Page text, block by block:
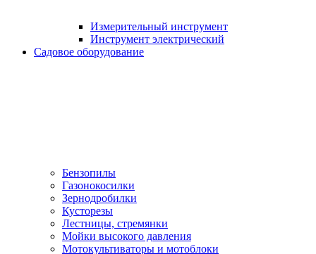
Измерительный инструмент
Инструмент электрический
Садовое оборудование
Бензопилы
Газонокосилки
Зернодробилки
Кусторезы
Лестницы, стремянки
Мойки высокого давления
Мотокультиваторы и мотоблоки